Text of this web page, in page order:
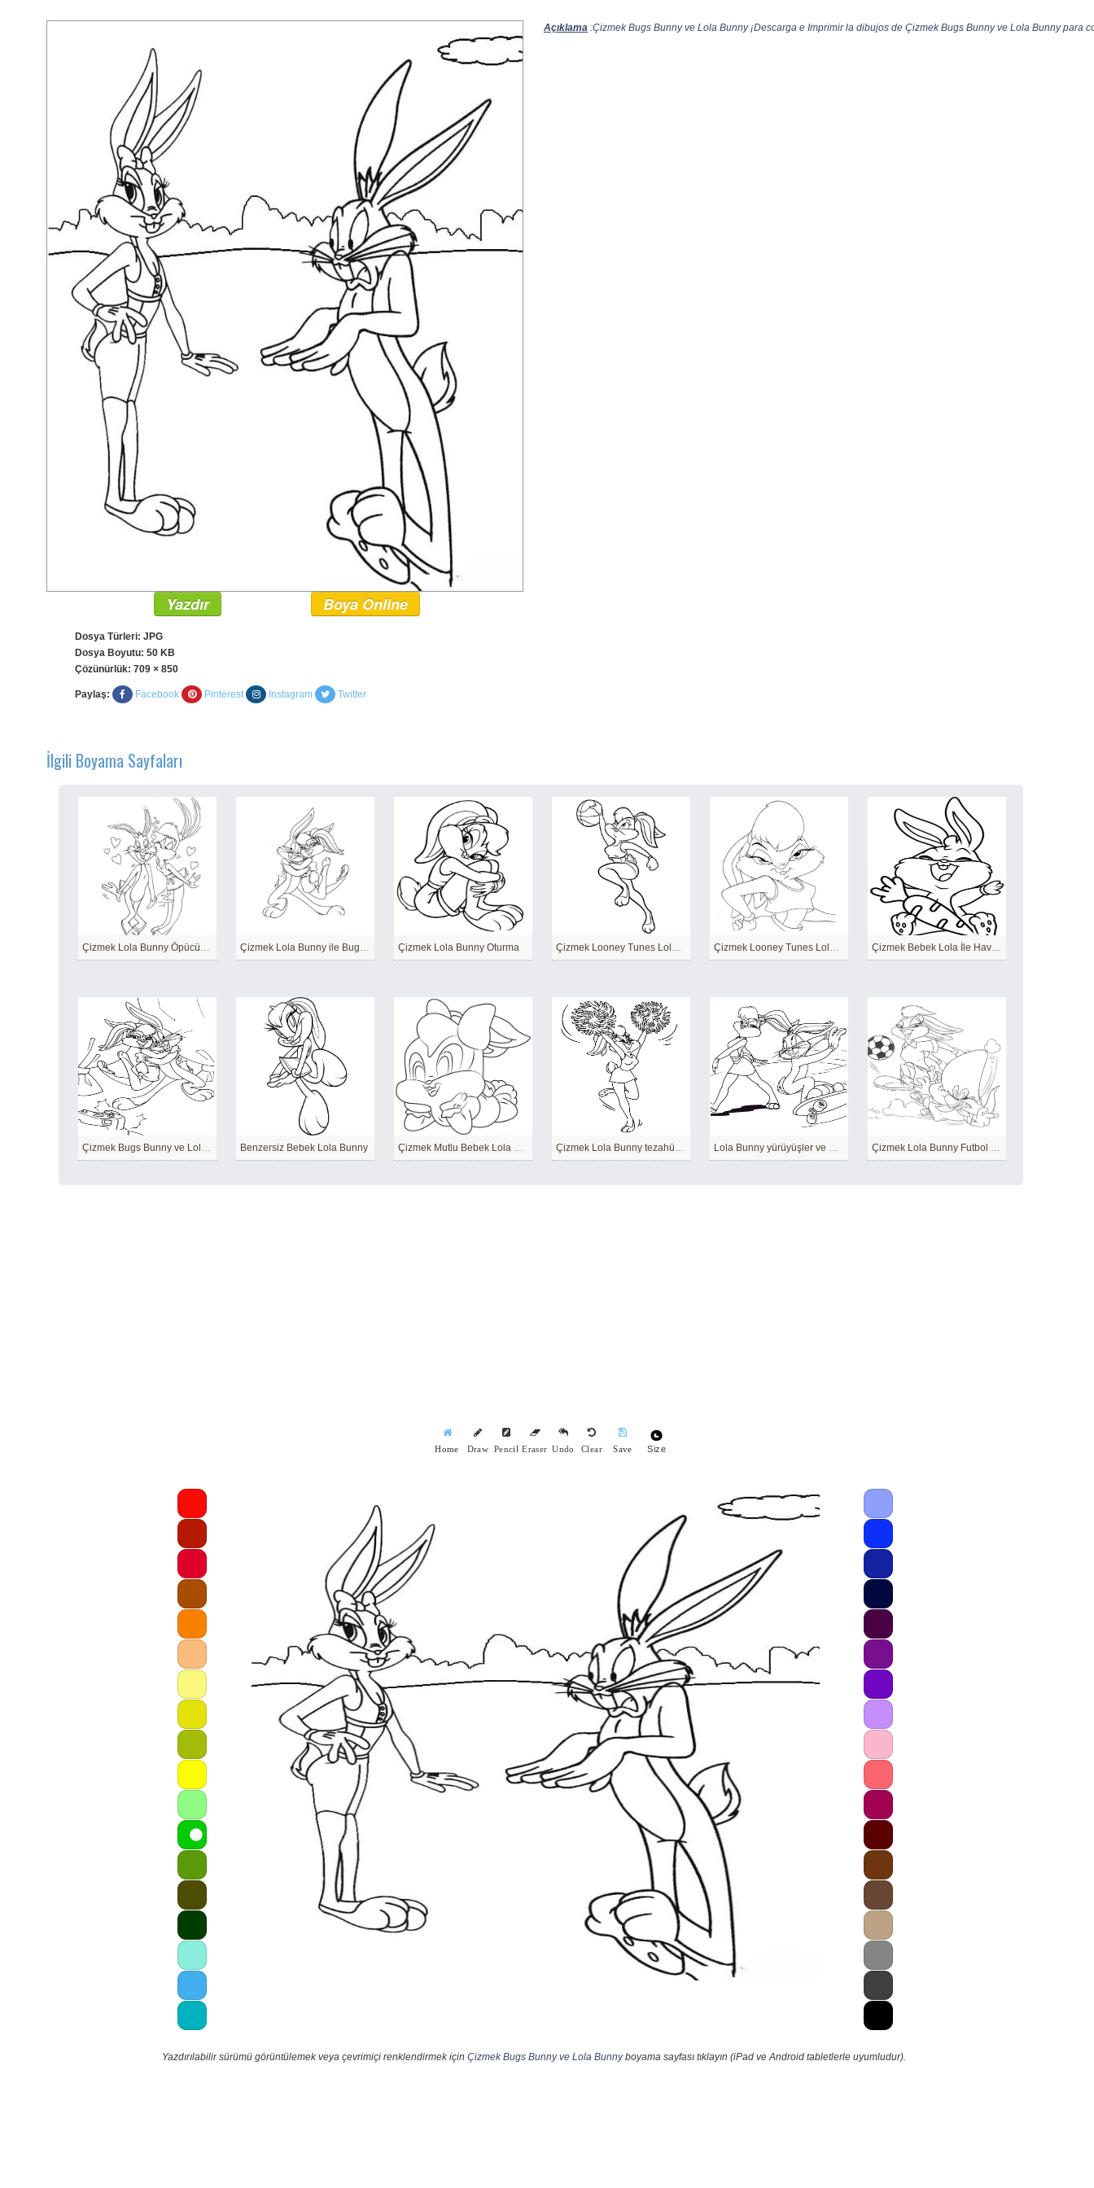
Açıklama:Çizmek Bugs Bunny ve Lola Bunny ¡Descarga e Imprimir la dibujos de Çizmek Bugs Bunny ve Lola Bunny para
Yazdır Boya Online
Dosya Türleri: JPG
Dosya Boyutu: 50 KB
Çözünürlük: 709 × 850
Paylaş: Facebook Pinterest Instagram Twitter
İlgili Boyama Sayfaları
Çizmek Lola Bunny Öpücük Bugs Bunny Çizmek Lola Bunny ile Bugs Bunny Çizmek Lola Bunny Oturma Çizmek Looney Tunes Lola Bunny basketbol oynar Çizmek Looney Tunes Lola Bunny Çizmek Bebek Lola İle Havuçlu
Çizmek Bugs Bunny ve Lola Bunny Dans Ediyor Benzersiz Bebek Lola Bunny Çizmek Mutlu Bebek Lola Bunny Çizmek Lola Bunny tezahürat ediyor Lola Bunny yürüyüşler ve Bugs Bunny slaytlar Battin Çizmek Lola Bunny Futbol oynamak
Home Draw Pencil Eraser Undo Clear Save Size
Yazdırılabilir sürümü görüntülemek veya çevrimiçi renklendirmek için Çizmek Bugs Bunny ve Lola Bunnyboyama sayfası tıklayın (iPad ve Android tabletlerle uyumludur).